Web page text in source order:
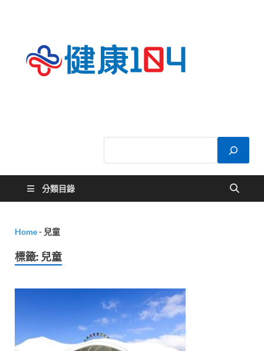
分類目錄
Home- 兒童
標籤: 兒童